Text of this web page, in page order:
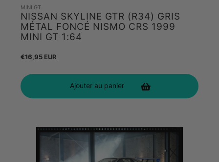
MINI GT
NISSAN SKYLINE GTR (R34) GRIS
MÉTAL FONCÉ NISMO CRS 1999
MINI GT 1:64
Prix
habituel
€16,95 EUR
Ajouter au panier